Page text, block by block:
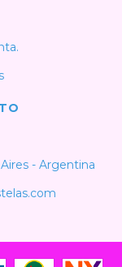
- Argentina